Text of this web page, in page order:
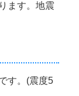
ます。地震
す。(震度5